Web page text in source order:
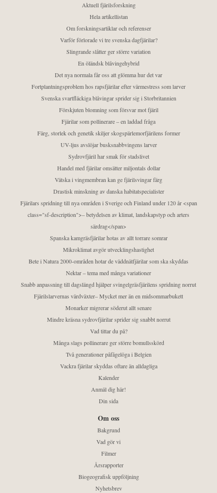
Aktuell fjärilsforskning
Hela artikellistan
Om forskningsartiklar och referenser
Varför förlorade vi tre svenska dagfjärilar?
Slingrande slåtter ger större variation
En öländsk blåvingehybrid
Det nya normala får oss att glömma hur det var
Fortplantningsproblem hos rapsfjärilar efter värmestress som larver
Svenska svartfläckiga blåvingar sprider sig i Storbritannien
Förskjuten blomning som försvar mot fjäril
Fjärilar som pollinerare – en laddad fråga
Färg, storlek och genetik skiljer skogspärlemorfjärilens former
UV-ljus avslöjar busksnabbvingens larver
Sydrovfjäril har smak för stadslivet
Handel med fjärilar omsätter miljontals dollar
Vätska i vingmembran kan ge fjärilsvingar färg
Drastisk minskning av danska habitatspecialister
Fjärilars spridning till nya områden i Sverige och Finland under 120 år <span
class="sf-description">– betydelsen av klimat, landskapstyp och arters
särdrag</span>
Spanska kamgräsfjärilar hotas av allt torrare somrar
Mikroklimat avgör utvecklingshastighet
Bete i Natura 2000-områden hotar de väddnätfjärilar som ska skyddas
Nektar – tema med många variationer
Snabb anpassning till dagslängd hjälper svingelgräsfjärilens spridning norrut
Fjärilslarvernas värdväxter– Mycket mer än en midsommarbukett
Monarker migrerar söderut allt senare
Mindre kräsna sydrovfjärilar sprider sig snabbt norrut
Vad tittar du på?
Många slags pollinerare ger större bomullsskörd
Två generationer påfågelöga i Belgien
Vackra fjärilar skyddas oftare än alldagliga
Kalender
Anmäl dig här!
Din sida
Om oss
Bakgrund
Vad gör vi
Filmer
Årsrapporter
Biogeografisk uppföljning
Nyhetsbrev